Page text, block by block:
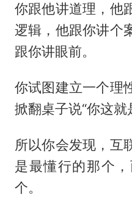
你跟他讲道理，他
逻辑，他跟你讲个
跟你讲眼前。
你试图建立一个理
掀翻桌子说“你这就
所以你会发现，互
是最懂行的那个
个。